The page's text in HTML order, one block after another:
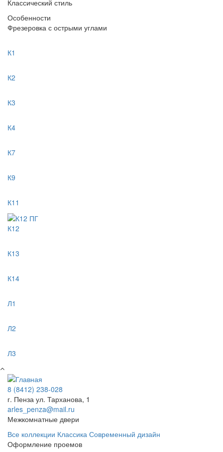
Классический стиль
Особенности
Фрезеровка с острыми углами
К1
К2
К3
К4
К7
К9
К11
К12
К13
К14
Л1
Л2
Л3
8 (8412) 238-028
г. Пенза ул. Тарханова, 1
arles_penza@mail.ru
Межкомнатные двери
Все коллекции Классика Современный дизайн
Оформление проемов